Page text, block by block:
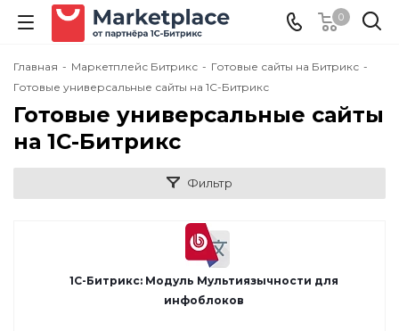
0
Главная - Маркетплейс Битрикс - Готовые сайты на Битрикс -
Готовые универсальные сайты на 1С-Битрикс
Готовые универсальные сайты
на 1С-Битрикс
Фильтр
1С-Битрикс: Модуль Мультиязычности для
инфоблоков